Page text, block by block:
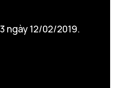
ngày 12/02/2019.